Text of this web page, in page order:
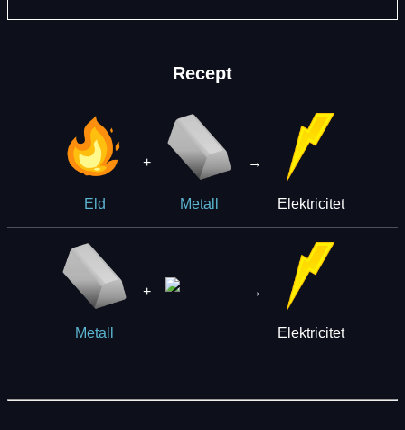
Recept
Eld
+
Metall
→
Elektricitet
Metall
+ →
Elektricitet